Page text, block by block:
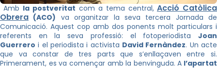
Amb la postveritat com a tema central, Acció Catòlica
Obrera (ACO) va organitzar la seva tercera Jornada de
Comunicació. Aquest cop amb dos ponents molt particulars i
referents en la seva professió: el fotoperiodista Joan
Guerrero i el periodista i activista David Fernàndez. Un acte
que va constar de tres parts que s’enllaçaven entre si.
Primerament, es va començar amb la benvinguda. A l’apartat